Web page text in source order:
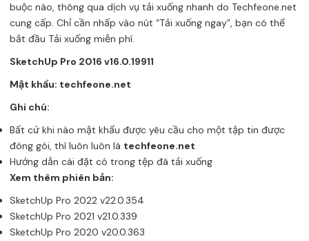
buộc nào, thông qua dịch vụ tải xuống nhanh do Techfeone.net
cung cấp. Chỉ cần nhấp vào nút “Tải xuống ngay”, bạn có thể
bắt đầu Tải xuống miễn phí.
SketchUp Pro 2016 v16.0.19911
Mật khẩu: techfeone.net
Ghi chú:
Bất cứ khi nào mật khẩu được yêu cầu cho một tập tin được
đóng gói, thì luôn luôn là techfeone.net
Hướng dẫn cài đặt có trong tệp đã tải xuống
Xem thêm phiên bản:
SketchUp Pro 2022 v22.0.354
SketchUp Pro 2021 v21.0.339
SketchUp Pro 2020 v20.0.363